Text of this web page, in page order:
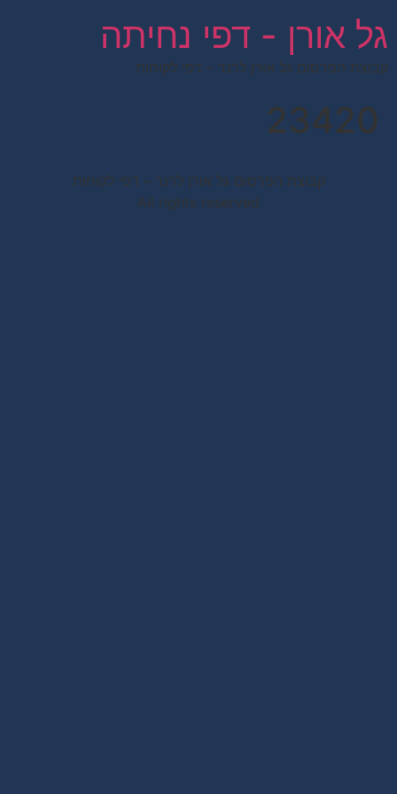
גל אורן - דפי נחיתה
קבוצת הפרסום גל אורן לרנר – דפי לקוחות
23420
קבוצת הפרסום גל אורן לרנר – דפי לקוחות
All rights reserved